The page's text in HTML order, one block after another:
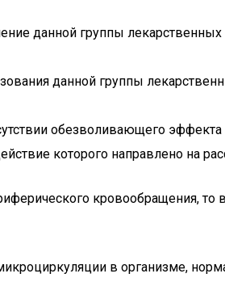
данной группы
данной группы
обезволивающего
которого направлено на
кровообращения,
в организме,